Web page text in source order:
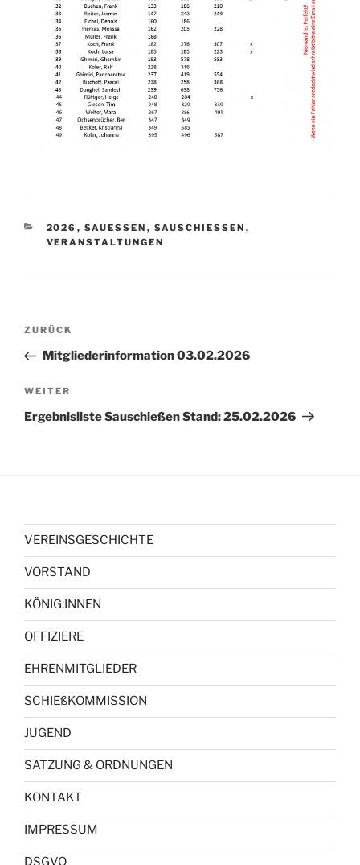
KATEGORIEN
2026 , SAUESSEN , SAUSCHIESSEN
,
VERANSTALTUNGEN
Beitragsnavigation
Vorheriger
Beitrag
ZURÜCK
Mitgliederinformation 03.02.2026
Nächster
Beitrag
WEITER
Ergebnisliste Sauschießen Stand: 25.02.2026
VEREINSGESCHICHTE
VORSTAND
KÖNIG:INNEN
OFFIZIERE
EHRENMITGLIEDER
SCHIEßKOMMISSION
JUGEND
SATZUNG & ORDNUNGEN
KONTAKT
IMPRESSUM
DSGVO